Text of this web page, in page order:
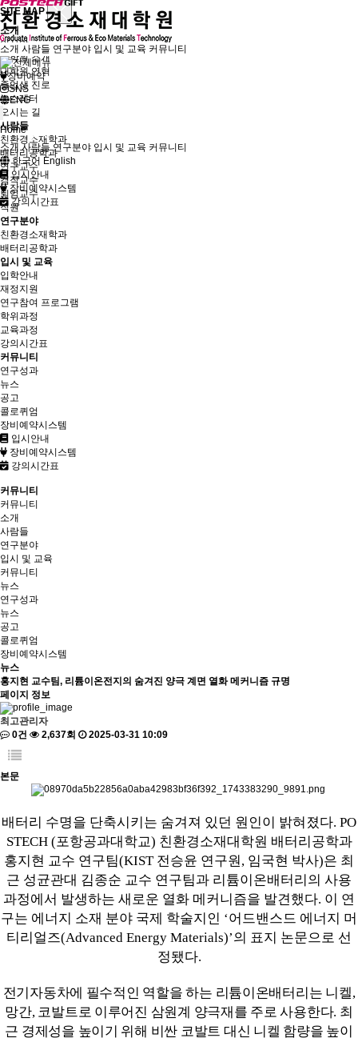
SITE MAP
소개
인사말
대학원 소개
대학원 연혁
졸업생 진로
뉴스레터
오시는 길
사람들
친환경소재학과
배터리공학과
연구교수
겸직교수
퇴임교수
직원
연구분야
친환경소재학과
배터리공학과
입시 및 교육
입학안내
재정지원
연구참여 프로그램
학위과정
교육과정
강의시간표
커뮤니티
연구성과
뉴스
공고
콜로퀴엄
장비예약시스템
입시안내
장비예약시스템
강의시간표
소개 사람들 연구분야 입시 및 교육 커뮤니티
장비예약
SNS
ENG
Home
소개 사람들 연구분야 입시 및 교육 커뮤니티
한국어 English
입시안내
장비예약시스템
강의시간표
커뮤니티
커뮤니티
소개
사람들
연구분야
입시 및 교육
커뮤니티
뉴스
연구성과
뉴스
공고
콜로퀴엄
장비예약시스템
뉴스
홍지현 교수팀, 리튬이온전지의 숨겨진 양극 계면 열화 메커니즘 규명
페이지 정보
최고관리자
0건
2,637회 2025-03-31 10:09
본문
배터리 수명을 단축시키는 숨겨져 있던 원인이 밝혀졌다. PO
STECH (포항공과대학교) 친환경소재대학원 배터리공학과
홍지현 교수 연구팀(KIST 전승윤 연구원, 임국현 박사)은 최
근 성균관대 김종순 교수 연구팀과 리튬이온배터리의 사용
과정에서 발생하는 새로운 열화 메커니즘을 발견했다. 이 연
구는 에너지 소재 분야 국제 학술지인 ‘어드밴스드 에너지 머
티리얼즈(Advanced Energy Materials)’의 표지 논문으로 선
정됐다.
전기자동차에 필수적인 역할을 하는 리튬이온배터리는 니켈,
망간, 코발트로 이루어진 삼원계 양극재를 주로 사용한다. 최
근 경제성을 높이기 위해 비싼 코발트 대신 니켈 함량을 높이